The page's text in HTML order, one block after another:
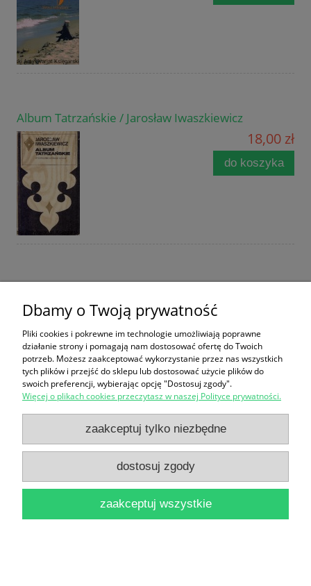
Album Tatrzańskie / Jarosław Iwaszkiewicz
18,00 zł
do koszyka
do koszyka
Pan Tadeusz / Adam Mickiewicz
28,00 zł
Dbamy o Twoją prywatność
Pliki cookies i pokrewne im technologie umożliwiają poprawne
działanie strony i pomagają nam dostosować ofertę do Twoich
potrzeb. Możesz zaakceptować wykorzystanie przez nas wszystkich
tych plików i przejść do sklepu lub dostosować użycie plików do
swoich preferencji, wybierając opcję "Dostosuj zgody".
Więcej o plikach cookies przeczytasz w naszej Polityce prywatności.
zaakceptuj tylko niezbędne
dostosuj zgody
zaakceptuj wszystkie